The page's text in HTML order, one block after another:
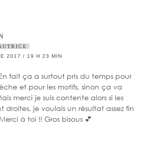
2017 / 19 H 23 MIN
fait ça a surtout pris du temps pour
et pour les motifs, sinon ça va
merci je suis contente alors si les
droites, je voulais un résultat assez fin
à toi !! Gros bisous 💕